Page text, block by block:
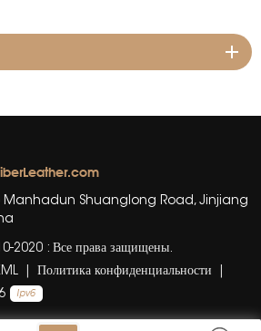
Manhadun Shuanglong Road, Jinjiang
2020 : Все права защищены.
Политика конфиденциальности